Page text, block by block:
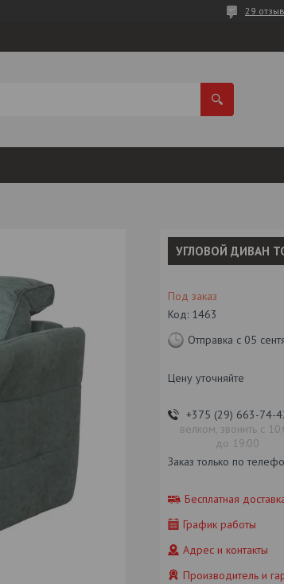
29
УГЛОВОЙ ДИВАН
Под заказ
Код: 1463
Отправка с 05
Цену уточняйте
+375 (29) 663-74-
велком, звонить с
до 19:00
Заказ только по
Бесплатная
График работы
Адрес и контакты
Производитель и